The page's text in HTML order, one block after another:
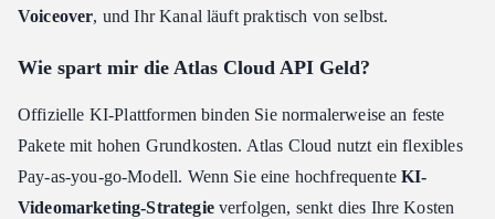
Voiceover, und Ihr Kanal läuft praktisch von selbst.
Wie spart mir die Atlas Cloud API Geld?
Offizielle KI-Plattformen binden Sie normalerweise an feste
Pakete mit hohen Grundkosten. Atlas Cloud nutzt ein flexibles
Pay-as-you-go-Modell. Wenn Sie eine hochfrequenteKI-
Videomarketing-Strategieverfolgen, senkt dies Ihre Kosten